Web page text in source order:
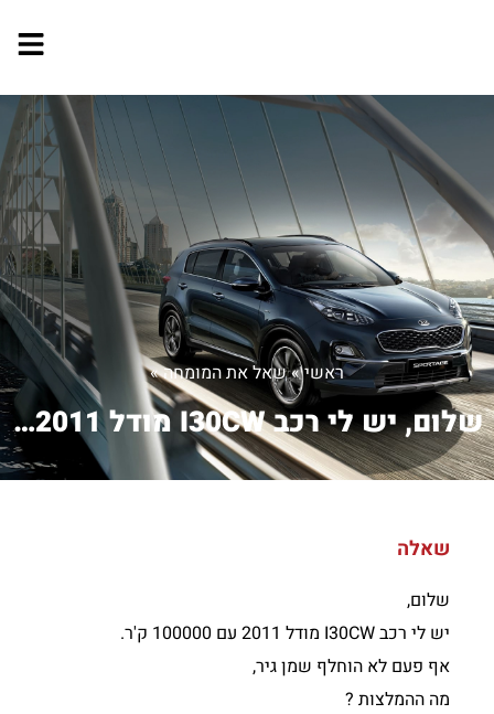
ראשי»שאל את המומחה»
שלום, יש לי רכב I30CW מודל 2011 עם ...
שאלה
שלום,
יש לי רכב I30CW מודל 2011 עם 100000 ק'ר.
אף פעם לא הוחלף שמן גיר,
מה ההמלצות ?